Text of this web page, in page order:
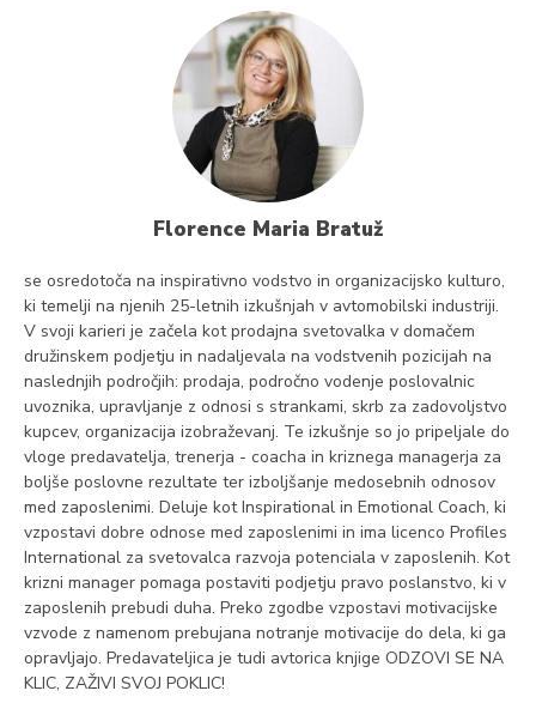
Florence Maria Bratuž
se osredotoča na inspirativno vodstvo in organizacijsko kulturo,
ki temelji na njenih 25-letnih izkušnjah v avtomobilski industriji.
V svoji karieri je začela kot prodajna svetovalka v domačem
družinskem podjetju in nadaljevala na vodstvenih pozicijah na
naslednjih področjih: prodaja, področno vodenje poslovalnic
uvoznika, upravljanje z odnosi s strankami, skrb za zadovoljstvo
kupcev, organizacija izobraževanj. Te izkušnje so jo pripeljale do
vloge predavatelja, trenerja - coacha in kriznega managerja za
boljše poslovne rezultate ter izboljšanje medosebnih odnosov
med zaposlenimi. Deluje kot Inspirational in Emotional Coach, ki
vzpostavi dobre odnose med zaposlenimi in ima licenco Profiles
International za svetovalca razvoja potenciala v zaposlenih. Kot
krizni manager pomaga postaviti podjetju pravo poslanstvo, ki v
zaposlenih prebudi duha. Preko zgodbe vzpostavi motivacijske
vzvode z namenom prebujana notranje motivacije do dela, ki ga
opravljajo. Predavateljica je tudi avtorica knjige ODZOVI SE NA
KLIC, ZAŽIVI SVOJ POKLIC!